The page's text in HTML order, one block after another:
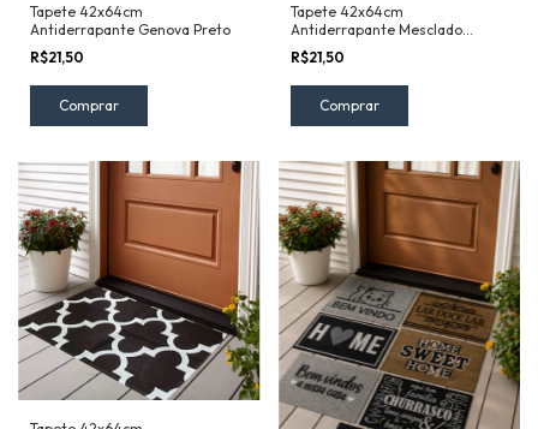
Tapete 42x64cm
Antiderrapante Genova Preto
R$21,50
Tapete 42x64cm
Antiderrapante Mesclado
Marrom
R$21,50